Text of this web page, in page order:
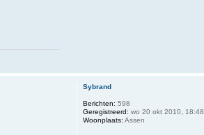
Sybrand
Berichten: 598
Geregistreerd: wo 20 okt 2010, 18:48
Woonplaats: Assen